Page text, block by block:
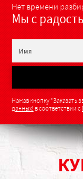
Нет времени
Мы с
Нажав кнопку "Заказать
данных! в соответствии с